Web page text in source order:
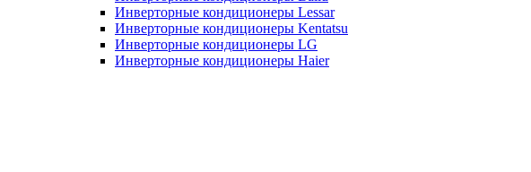
Инверторные кондиционеры Lessar
Инверторные кондиционеры Kentatsu
Инверторные кондиционеры LG
Инверторные кондиционеры Haier